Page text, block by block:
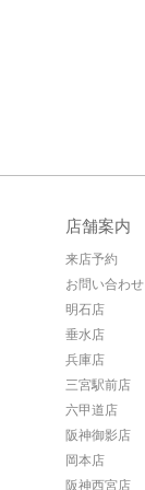
店舗案内
来店予約
お問い合わせ
明石店
垂水店
兵庫店
三宮駅前店
六甲道店
阪神御影店
岡本店
阪神西宮店